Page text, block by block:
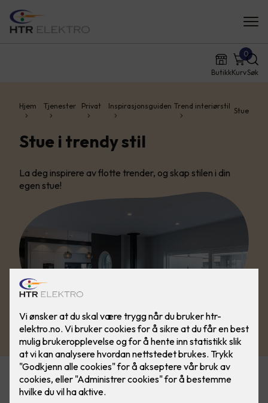
ButikkKurv
0
Søk
Hjem Tjenester Privat Inspirasjonsguiden Trend interiørstil
Stue
Stue i trendy stil
La deg inspirere av flotte trender, og skap stilen i din
egen stue!